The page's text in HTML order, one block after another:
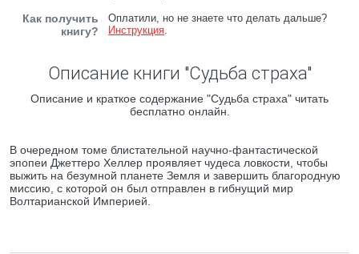
Как получить
книгу?
Оплатили, но не знаете что делать дальше?
Инструкция.
Описание книги "Судьба страха"
Описание и краткое содержание "Судьба страха" читать
бесплатно онлайн.
В очередном томе блистательной научно-фантастической
эпопеи Джеттеро Хеллер проявляет чудеса ловкости, чтобы
выжить на безумной планете Земля и завершить благородную
миссию, с которой он был отправлен в гибнущий мир
Волтарианской Империей.